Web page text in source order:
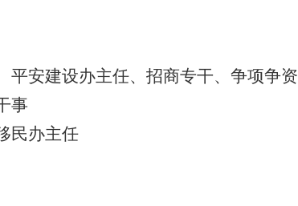
平安建设办主任、招商专干、争项争
事
民办主任